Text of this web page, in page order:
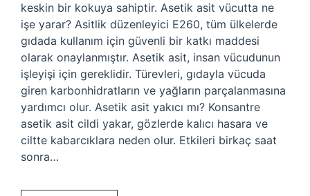
keskin bir kokuya sahiptir. Asetik asit vücutta ne
işe yarar? Asitlik düzenleyici E260, tüm ülkelerde
gıdada kullanım için güvenli bir katkı maddesi
olarak onaylanmıştır. Asetik asit, insan vücudunun
işleyişi için gereklidir. Türevleri, gıdayla vücuda
giren karbonhidratların ve yağların parçalanmasına
yardımcı olur. Asetik asit yakıcı mı? Konsantre
asetik asit cildi yakar, gözlerde kalıcı hasara ve
ciltte kabarcıklara neden olur. Etkileri birkaç saat
sonra…